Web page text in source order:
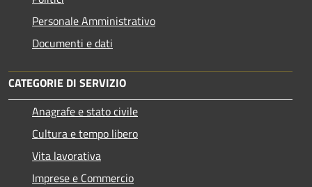
Personale Amministrativo
Documenti e dati
CATEGORIE DI SERVIZIO
Anagrafe e stato civile
Cultura e tempo libero
Vita lavorativa
Imprese e Commercio